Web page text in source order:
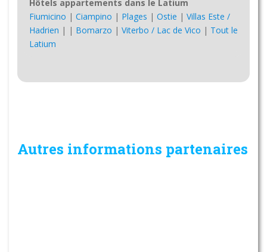
Hôtels appartements dans le Latium
Fiumicino | Ciampino | Plages | Ostie | Villas Este /
Hadrien | | Bomarzo | Viterbo / Lac de Vico | Tout le
Latium
Autres informations partenaires